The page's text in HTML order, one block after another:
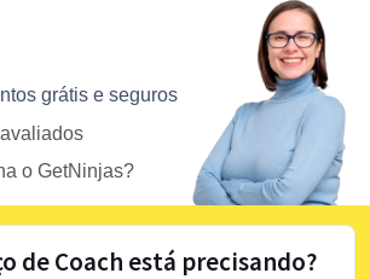
grátis e seguros
o GetNinjas?
de Coach está precisando?